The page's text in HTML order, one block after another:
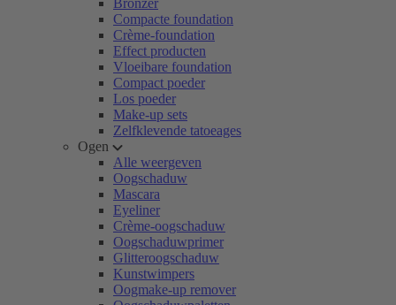
Bronzer
Compacte foundation
Crème-foundation
Effect producten
Vloeibare foundation
Compact poeder
Los poeder
Make-up sets
Zelfklevende tatoeages
Ogen
Alle weergeven
Oogschaduw
Mascara
Eyeliner
Crème-oogschaduw
Oogschaduwprimer
Glitteroogschaduw
Kunstwimpers
Oogmake-up remover